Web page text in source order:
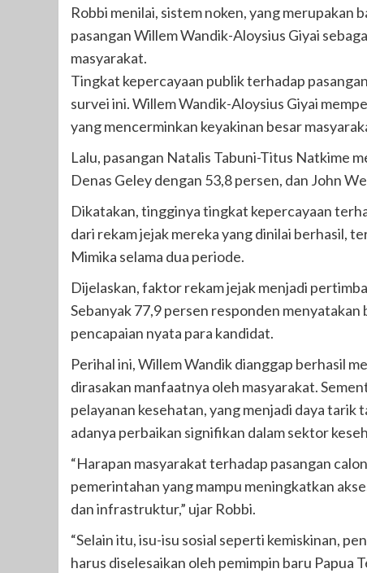
Robbi menilai, sistem noken, yang merupakan
pasangan Willem Wandik-Aloysius Giyai
masyarakat.
Tingkat kepercayaan publik terhadap
survei ini. Willem Wandik-Aloysius Giyai
yang mencerminkan keyakinan besar
Lalu, pasangan Natalis Tabuni-Titus Natkime
Denas Geley dengan 53,8 persen, dan John
Dikatakan, tingginya tingkat kepercayaan
dari rekam jejak mereka yang dinilai berhasil,
Mimika selama dua periode.
Dijelaskan, faktor rekam jejak menjadi
Sebanyak 77,9 persen responden
pencapaian nyata para kandidat.
Perihal ini, Willem Wandik dianggap berhasil
dirasakan manfaatnya oleh masyarakat.
pelayanan kesehatan, yang menjadi daya tarik
adanya perbaikan signifikan dalam sektor
“Harapan masyarakat terhadap pasangan
pemerintahan yang mampu meningkatkan
dan infrastruktur,” ujar Robbi.
“Selain itu, isu-isu sosial seperti kemiskinan,
harus diselesaikan oleh pemimpin baru Papua